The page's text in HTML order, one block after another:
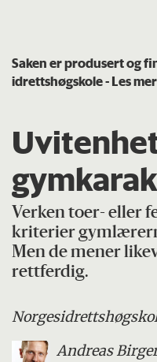
Saken er produsert og
idrettshøgskole- Les mer
Verken toer- eller
kriterier
Men de mener
rettferdig.
Norges
Andreas